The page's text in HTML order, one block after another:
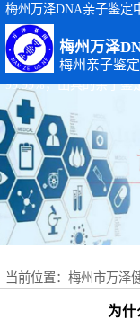
梅州万泽DNA亲子鉴定
要从事：梅州司法亲子
子鉴定等基因检测服务
路14-4号。梅州万泽
99.99%，出具的亲子
梅州万泽
当前位置： 梅州市万泽
为
梅州DNA亲子鉴
定
梅州出生证补办
亲子鉴定
梅州个人隐私亲
子鉴定
梅州个体识别
梅州亲缘关系鉴